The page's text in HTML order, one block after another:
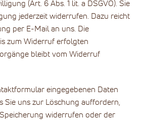
(Art. 6 Abs. 1 lit. a DSGVO). Sie
jederzeit widerrufen. Dazu reicht
per E-Mail an uns. Die
zum Widerruf erfolgten
bleibt vom Widerruf
eingegebenen Daten
Sie uns zur Löschung auffordern,
widerrufen oder der